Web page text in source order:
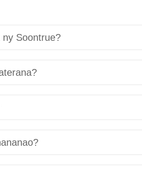
ny Soontrue?